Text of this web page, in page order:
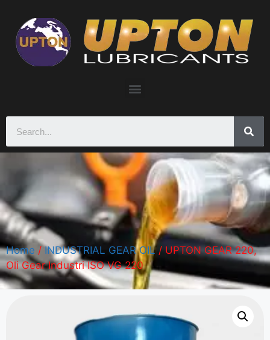
Home / INDUSTRIAL GEAR OIL / UPTON GEAR 220,
Oli Gear Industri ISO VG 220